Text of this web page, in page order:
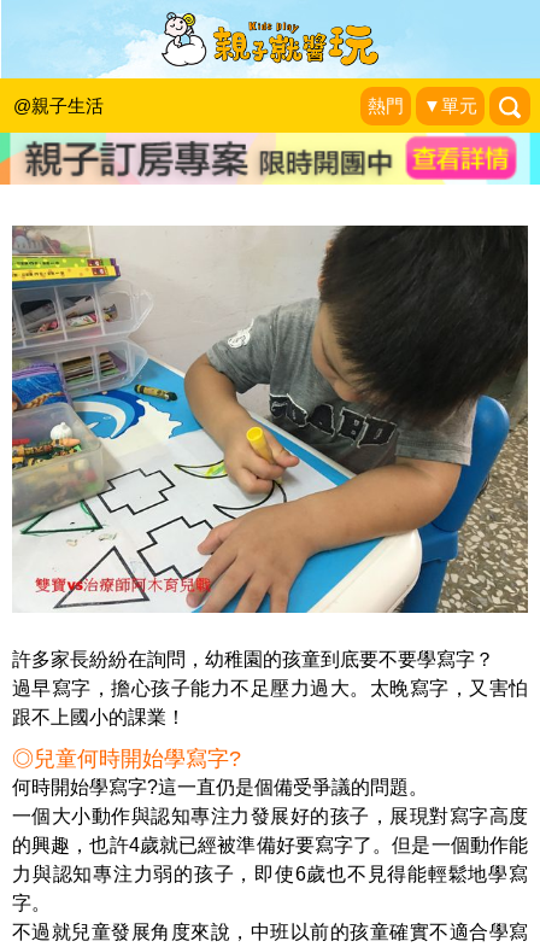
@親子生活 熱門 ▼單元
比運筆寫字更重要的事～學齡前兒童快
樂學寫字
雙寶&治療師阿木育兒戰|2016-09-07
許多家長紛紛在詢問，幼稚園的孩童到底要不要學寫字？
過早寫字，擔心孩子能力不足壓力過大。太晚寫字，又害怕
跟不上國小的課業！
◎兒童何時開始學寫字?
何時開始學寫字?這一直仍是個備受爭議的問題。
一個大小動作與認知專注力發展好的孩子，展現對寫字高度
的興趣，也許4歲就已經被準備好要寫字了。但是一個動作能
力與認知專注力弱的孩子，即使6歲也不見得能輕鬆地學寫
字。
不過就兒童發展角度來說，中班以前的孩童確實不適合學寫